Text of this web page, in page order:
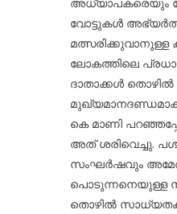
വോട്ടുകൾ
മത്സരിക്കുവാനുള്ള
ലോകത്തിലെ
ദാതാക്കൾ
കെ മാണി
അത് ശരിവെച്ചു.
സംഘർഷവും
പൊടുന്നനെയുള്ള
തൊഴിൽ